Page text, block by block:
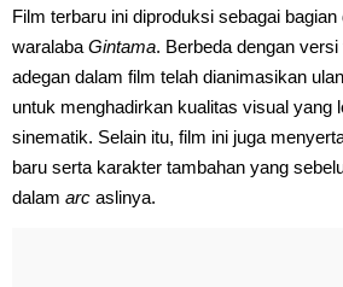
Film terbaru ini diproduksi sebagai
waralaba Gintama. Berbeda dengan
adegan dalam film telah dianimasikan
untuk menghadirkan kualitas visual yang
sinematik. Selain itu, film ini juga
baru serta karakter tambahan yang
dalam arc aslinya.